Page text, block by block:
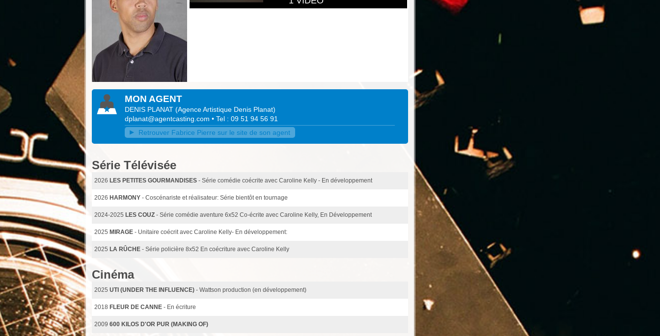
MON AGENT
DENIS PLANAT (Agence Artistique Denis Planat)
dplanat@agentcasting.com • Tel : 09 51 94 56 91
Retrouver Fabrice Pierre sur le site de son agent
Série Télévisée
2026 LES PETITES GOURMANDISES - Série comédie coécrite avec Caroline Kelly - En développement
2026 HARMONY - Coscénariste et réalisateur: Série bientôt en tournage
2024-2025 LES COUZ - Série comédie aventure 6x52 Co-écrite avec Caroline Kelly, En Développement
2025 MIRAGE - Unitaire coécrit avec Caroline Kelly- En développement:
2025 LA RÛCHE - Série policière 8x52 En coécriture avec Caroline Kelly
Cinéma
2025 UTI (UNDER THE INFLUENCE) - Wattson production (en développement)
2018 FLEUR DE CANNE - En écriture
2009 600 KILOS D'OR PUR (MAKING OF)